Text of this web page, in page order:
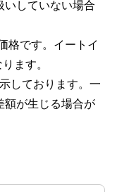
いしていない場合
格です。イートイ
ます。
しております。一
額が生じる場合が